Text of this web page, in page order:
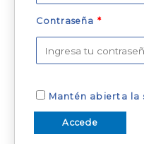
Contraseña *
Mantén abierta la